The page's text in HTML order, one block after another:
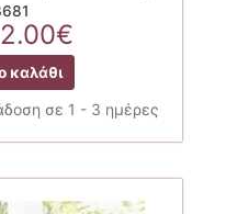
€Η
τρέχουσα
τιμή
είναι:
καλάθι
σε 1 - 3 ημέρες